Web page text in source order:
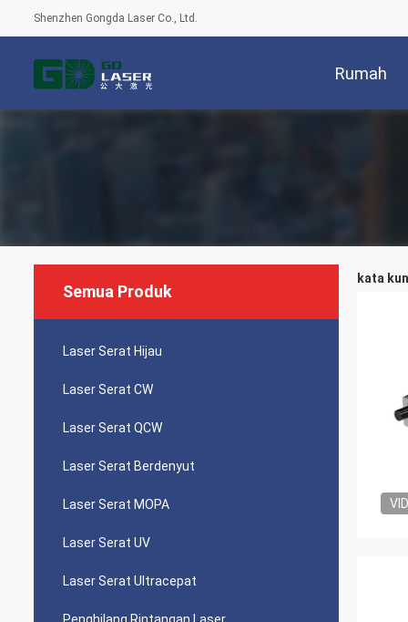
Shenzhen Gongda Laser Co., Ltd.
Rumah
Semua Produk
Laser Serat Hijau
Laser Serat CW
Laser Serat QCW
Laser Serat Berdenyut
Laser Serat MOPA
Laser Serat UV
Laser Serat Ultracepat
kata